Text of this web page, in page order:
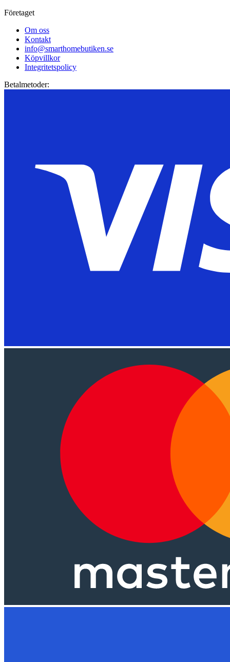
Företaget
Om oss
Kontakt
info@smarthomebutiken.se
Köpvillkor
Integritetspolicy
Betalmetoder: